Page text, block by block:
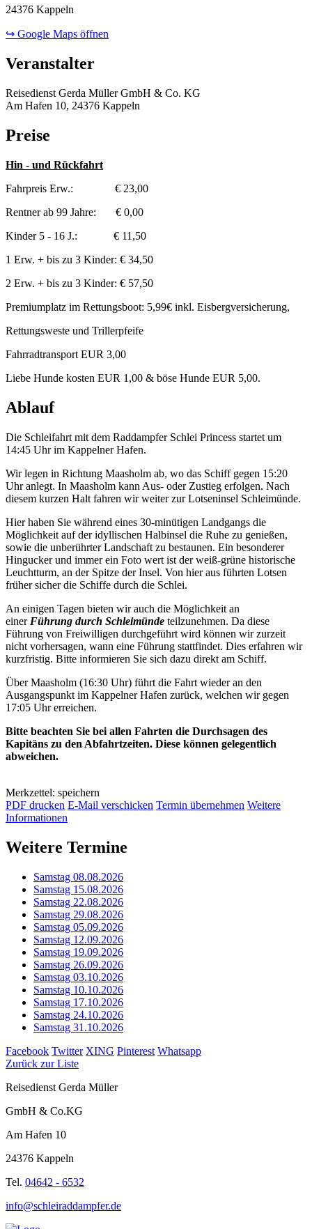
24376 Kappeln
↪ Google Maps öffnen
Veranstalter
Reisedienst Gerda Müller GmbH & Co. KG
Am Hafen 10, 24376 Kappeln
Preise
Hin - und Rückfahrt
Fahrpreis Erw.: € 23,00
Rentner ab 99 Jahre: € 0,00
Kinder 5 - 16 J.: € 11,50
1 Erw. + bis zu 3 Kinder: € 34,50
2 Erw. + bis zu 3 Kinder: € 57,50
Premiumplatz im Rettungsboot: 5,99€ inkl. Eisbergversicherung,
Rettungsweste und Trillerpfeife
Fahrradtransport EUR 3,00
Liebe Hunde kosten EUR 1,00 & böse Hunde EUR 5,00.
Ablauf
Die Schleifahrt mit dem Raddampfer Schlei Princess startet um
14:45 Uhr im Kappelner Hafen.
Wir legen in Richtung Maasholm ab, wo das Schiff gegen 15:20
Uhr anlegt. In Maasholm kann Aus- oder Zustieg erfolgen. Nach
diesem kurzen Halt fahren wir weiter zur Lotseninsel Schleimünde.
Hier haben Sie während eines 30-minütigen Landgangs die
Möglichkeit auf der idyllischen Halbinsel die Ruhe zu genießen,
sowie die unberührter Landschaft zu bestaunen. Ein besonderer
Hingucker und immer ein Foto wert ist der weiß-grüne historische
Leuchtturm, an der Spitze der Insel. Von hier aus führten Lotsen
früher sicher die Schiffe durch die Schlei.
An einigen Tagen bieten wir auch die Möglichkeit an
einer Führung durch Schleimünde teilzunehmen. Da diese
Führung von Freiwilligen durchgeführt wird können wir zurzeit
nicht vorhersagen, wann eine Führung stattfindet. Dies erfahren wir
kurzfristig. Bitte informieren Sie sich dazu direkt am Schiff.
Über Maasholm (16:30 Uhr) führt die Fahrt wieder an den
Ausgangspunkt im Kappelner Hafen zurück, welchen wir gegen
17:05 Uhr erreichen.
Bitte beachten Sie bei allen Fahrten die Durchsagen des
Kapitäns zu den Abfahrtzeiten. Diese können gelegentlich
abweichen.
Merkzettel: speichern
PDF drucken E-Mail verschicken Termin übernehmen Weitere
Informationen
Weitere Termine
Samstag 08.08.2026
Samstag 15.08.2026
Samstag 22.08.2026
Samstag 29.08.2026
Samstag 05.09.2026
Samstag 12.09.2026
Samstag 19.09.2026
Samstag 26.09.2026
Samstag 03.10.2026
Samstag 10.10.2026
Samstag 17.10.2026
Samstag 24.10.2026
Samstag 31.10.2026
Facebook Twitter XING Pinterest Whatsapp
Zurück zur Liste
Reisedienst Gerda Müller
GmbH & Co.KG
Am Hafen 10
24376 Kappeln
Tel. 04642 - 6532
info@schleiraddampfer.de